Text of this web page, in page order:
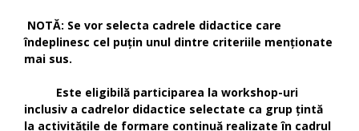
NOTĂ: Se vor selecta cadrele didactice care
îndeplinesc cel puțin unul dintre criteriile menționate
mai sus.
Este eligibilă participarea la workshop-uri
inclusiv a cadrelor didactice selectate ca grup țintă
la activitățile de formare continuă realizate în cadrul